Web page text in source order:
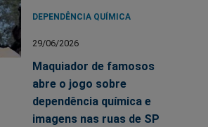
DEPENDÊNCIA QUÍMICA
29/06/2026
Maquiador de famosos
abre o jogo sobre
dependência química e
imagens nas ruas de SP